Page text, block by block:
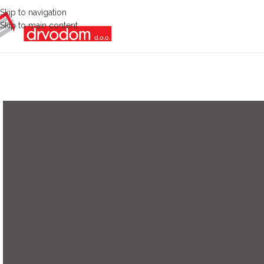
Skip to navigation
Skip to main content